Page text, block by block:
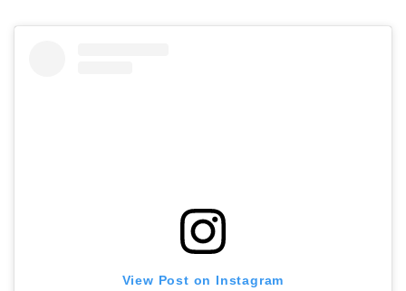
View Post on Instagram